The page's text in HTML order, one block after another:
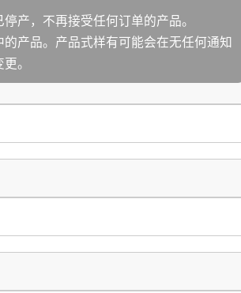
产，不再接受任何订单的产品。
的产品。产品式样有可能会在无任何通知
。